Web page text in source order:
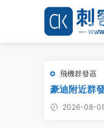
飛機群發器
豪迪附近群
發,TG電報
2026-08-